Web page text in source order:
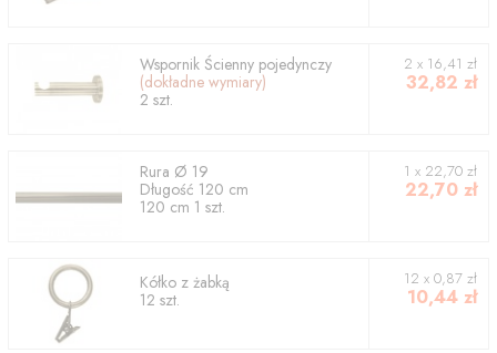
Wspornik Ścienny pojedynczy
(dokładne wymiary)
2 szt.
2 x 16,41 zł
32,82 zł
Rura Ø 19
Długość 120 cm
120 cm 1 szt.
1 x 22,70 zł
22,70 zł
Kółko z żabką
12 szt.
12 x 0,87 zł
10,44 zł